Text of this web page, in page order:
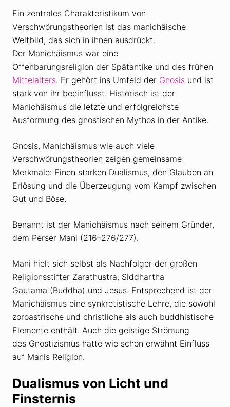
Ein zentrales Charakteristikum von
Verschwörungstheorien ist das manichäische
Weltbild, das sich in ihnen ausdrückt.
Der Manichäismus war eine
Offenbarungsreligion der Spätantike und des frühen
Mittelalters. Er gehört ins Umfeld der Gnosis und ist
stark von ihr beeinflusst. Historisch ist der
Manichäismus die letzte und erfolgreichste
Ausformung des gnostischen Mythos in der Antike.
Gnosis, Manichäismus wie auch viele
Verschwörungstheorien zeigen gemeinsame
Merkmale: Einen starken Dualismus, den Glauben an
Erlösung und die Überzeugung vom Kampf zwischen
Gut und Böse.
Benannt ist der Manichäismus nach seinem Gründer,
dem Perser Mani (216–276/277).
Mani hielt sich selbst als Nachfolger der großen
Religionsstifter Zarathustra, Siddhartha
Gautama (Buddha) und Jesus. Entsprechend ist der
Manichäismus eine synkretistische Lehre, die sowohl
zoroastrische und christliche als auch buddhistische
Elemente enthält. Auch die geistige Strömung
des Gnostizismus hatte wie schon erwähnt Einfluss
auf Manis Religion.
Dualismus von Licht und
Finsternis